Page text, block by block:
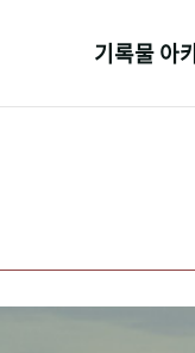
기록물 아